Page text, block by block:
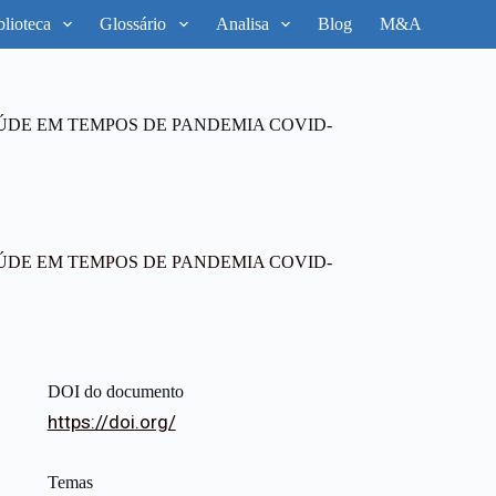
Glossário Analisa Blog M&A
EM TEMPOS DE PANDEMIA COVID-
EM TEMPOS DE PANDEMIA COVID-
DOI do documento
https://doi.org/
Temas